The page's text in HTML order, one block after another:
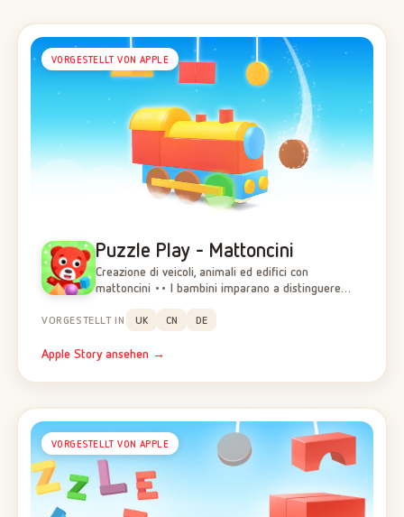
VORGESTELLT VON APPLE
Puzzle Play - Mattoncini
Creazione di veicoli, animali ed edifici con
mattoncini •• I bambini imparano a distinguere…
VORGESTELLT IN UK CN DE
Apple Story ansehen →
VORGESTELLT VON APPLE